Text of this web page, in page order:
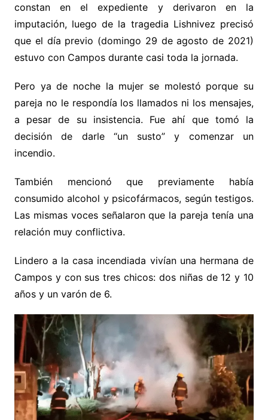
constan en el expediente y derivaron en la
imputación, luego de la tragedia Lishnivez precisó
que el día previo (domingo 29 de agosto de 2021)
estuvo con Campos durante casi toda la jornada.
Pero ya de noche la mujer se molestó porque su
pareja no le respondía los llamados ni los mensajes,
a pesar de su insistencia. Fue ahí que tomó la
decisión de darle “un susto” y comenzar un
incendio.
También mencionó que previamente había
consumido alcohol y psicofármacos, según testigos.
Las mismas voces señalaron que la pareja tenía una
relación muy conflictiva.
Lindero a la casa incendiada vivían una hermana de
Campos y con sus tres chicos: dos niñas de 12 y 10
años y un varón de 6.